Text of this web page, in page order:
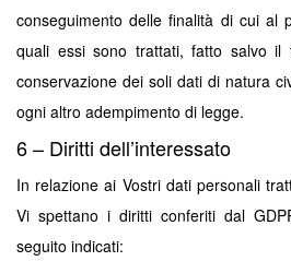
conseguimento delle finalità di cui al
quali essi sono trattati, fatto salvo il
conservazione dei soli dati di natura
ogni altro adempimento di legge.
6 – Diritti dell’interessato
In relazione ai Vostri dati personali
Vi spettano i diritti conferiti dal
seguito indicati: